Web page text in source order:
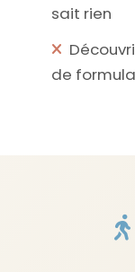
sait rien
de